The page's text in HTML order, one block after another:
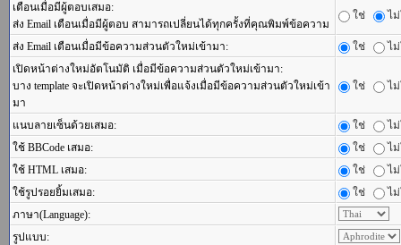
เตือนเมื่อมีผู้ตอบเสมอ:
ส่ง Email เตือนเมื่อมีผู้ตอบ สามารถเปลี่ยนได้ทุกครั้งที่คุณพิมพ์ข้อความ
ใช่ ไ
ส่ง Email เตือนเมื่อมีข้อความส่วนตัวใหม่เข้ามา: ใช่
ไ
เปิดหน้าต่างใหม่อัตโนมัติ เมื่อมีข้อความส่วนตัวใหม่เข้ามา:
บาง template จะเปิดหน้าต่างใหม่เพื่อแจ้งเมื่อมีข้อความส่วนตัวใหม่เข้า
มา
ใช่ ไ
แนบลายเซ็นด้วยเสมอ: ใช่
ไ
ใช้ BBCode เสมอ:
ใช่
ไ
ใช้ HTML เสมอ:
ใช่
ไ
ใช้รูปรอยยิ้มเสมอ:
ใช่
ไ
ภาษา(Language):
รูปแบบ: